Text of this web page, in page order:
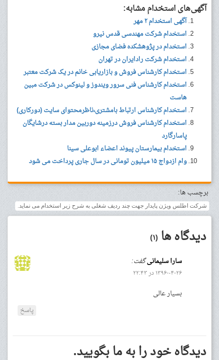
آگهی‌های استخدام مشابه:
آگهی استخدام ۲ مهر
استخدام شرکت مهندسی قدس نیرو
استخدام در پژوهشکده فضای مجازی
استخدام شرکت رادایران در تهران
استخدام کارشناس فروش و بازاریابی خانم در یک شرکت معتبر
استخدام کارشناس فنی سرور ویندوز و لینوکس در شرکت مبین
هاست
استخدام کارشناس ارتباط بامشتری،ناظرمحتوای سایت (دورکاری)
استخدام کارشناس فروش درزمینه دوربین مدار بسته درشایگان
پاسارگارد
استخدام بیمارستان پیوند اعضاء ابوعلی سینا
وام ازدواج ۱۵ میلیون تومانی در سال جاری پرداخت می شود
برچسب ها:
شرکت اطلس ویژن پایدار جهت چند ردیف شغلی به شرح زیر استخدام می نماید.
دیدگاه ها (۱)
سارا سلیمانیگفت:
۱۳۹۶-۰۴-۲۶ در ۲۲:۴۳
بسیار عالی
پاسخ
دیدگاه خود را به ما بگویید.